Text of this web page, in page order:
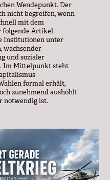
Wendepunkt. Der
nicht begreifen, wenn
mit dem
folgende Artikel
Institutionen unter
wachsender
und sozialer
Im Mittelpunkt steht
formal erhält,
zunehmend aushöhlt
notwendig ist.